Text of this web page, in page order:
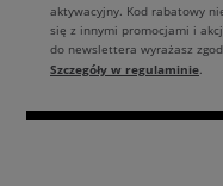
aktywacyjny. Kod rabatowy
się z innymi promocjami i
do newslettera wyrażasz
Szczegóły w regulaminie.